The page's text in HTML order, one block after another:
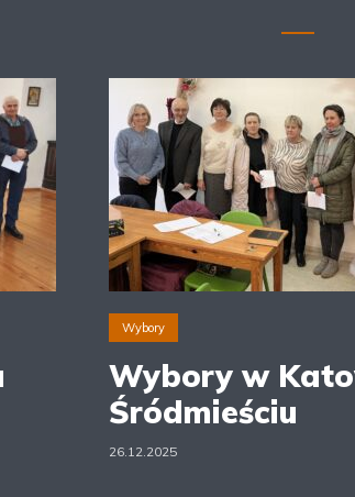
Wybory
Wybory w
Śródmieściu
26.12.2025